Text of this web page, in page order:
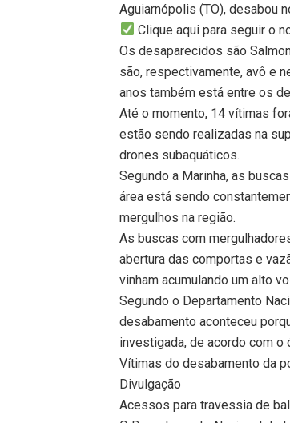
Aguiarnópolis (TO), desabou
Clique aqui para seguir o
Os desaparecidos são
são, respectivamente, avô e
anos também está entre os
Até o momento, 14 vítimas
estão sendo realizadas na
drones subaquáticos.
Segundo a Marinha, as
área está sendo
mergulhos na região.
As buscas com
abertura das comportas e
vinham acumulando um alto
Segundo o Departamento
desabamento aconteceu
investigada, de acordo com o
Vítimas do desabamento da
Divulgação
Acessos para travessia de